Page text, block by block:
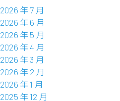
2026 年 7 月
2026 年 6 月
2026 年 5 月
2026 年 4 月
2026 年 3 月
2026 年 2 月
2026 年 1 月
2025 年 12 月